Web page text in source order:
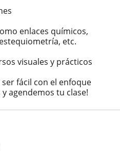
enlaces químicos,
etc.
visuales y prácticos
fácil con el enfoque
agendemos tu clase!